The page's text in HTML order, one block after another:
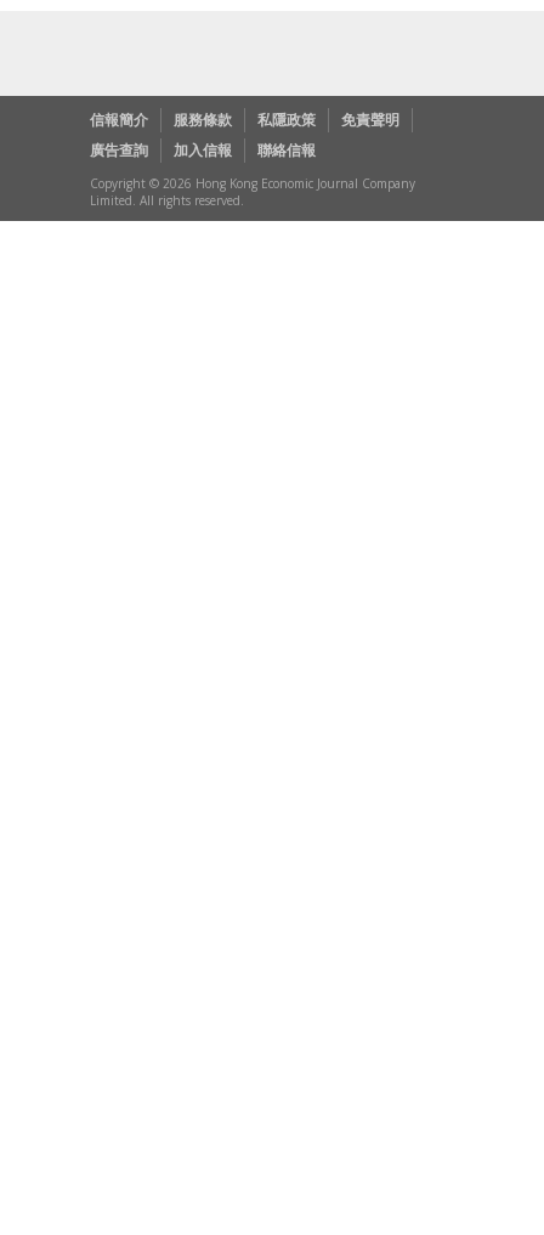
信報簡介 服務條款 私隱政策
免責聲明
廣告查詢
加入信報 聯絡信報
Copyright © 2026 Hong Kong Economic Journal Company
Limited. All rights reserved.